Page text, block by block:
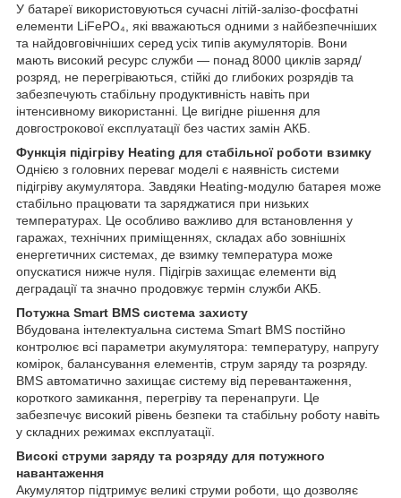
У батареї використовуються сучасні літій-залізо-фосфатні
елементи LiFePO₄, які вважаються одними з найбезпечніших
та найдовговічніших серед усіх типів акумуляторів. Вони
мають високий ресурс служби — понад 8000 циклів заряд/
розряд, не перегріваються, стійкі до глибоких розрядів та
забезпечують стабільну продуктивність навіть при
інтенсивному використанні. Це вигідне рішення для
довгострокової експлуатації без частих замін АКБ.
Функція підігріву Heating для стабільної роботи взимку
Однією з головних переваг моделі є наявність системи
підігріву акумулятора. Завдяки Heating-модулю батарея може
стабільно працювати та заряджатися при низьких
температурах. Це особливо важливо для встановлення у
гаражах, технічних приміщеннях, складах або зовнішніх
енергетичних системах, де взимку температура може
опускатися нижче нуля. Підігрів захищає елементи від
деградації та значно продовжує термін служби АКБ.
Потужна Smart BMS система захисту
Вбудована інтелектуальна система Smart BMS постійно
контролює всі параметри акумулятора: температуру, напругу
комірок, балансування елементів, струм заряду та розряду.
BMS автоматично захищає систему від перевантаження,
короткого замикання, перегріву та перенапруги. Це
забезпечує високий рівень безпеки та стабільну роботу навіть
у складних режимах експлуатації.
Високі струми заряду та розряду для потужного
навантаження
Акумулятор підтримує великі струми роботи, що дозволяє